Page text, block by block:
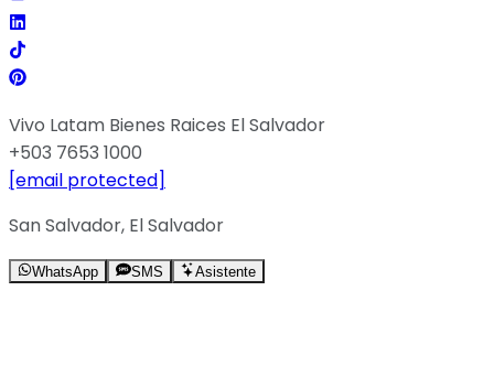
Vivo Latam Bienes Raices El Salvador
+503 7653 1000
[email protected]
San Salvador, El Salvador
WhatsApp SMS Asistente